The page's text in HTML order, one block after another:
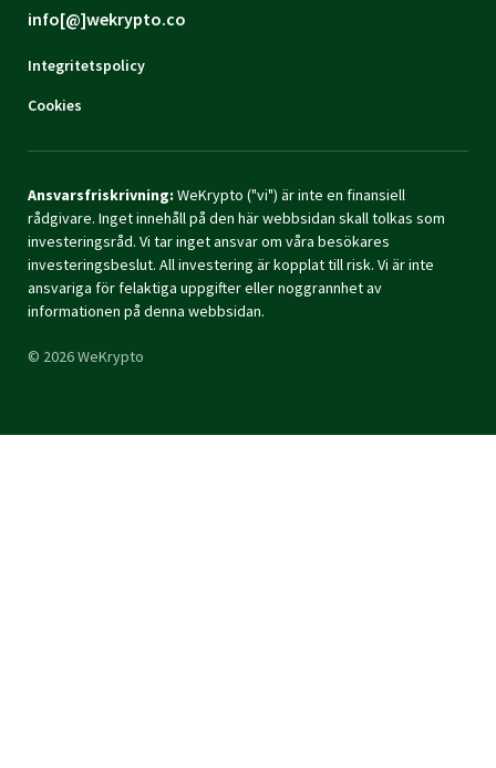
info[@]wekrypto.co
Integritetspolicy
Cookies
© 2026 WeKrypto
Ansvarsfriskrivning: WeKrypto ("vi") är inte en finansiell
rådgivare. Inget innehåll på den här webbsidan skall tolkas som
investeringsråd. Vi tar inget ansvar om våra besökares
investeringsbeslut. All investering är kopplat till risk. Vi är inte
ansvariga för felaktiga uppgifter eller noggrannhet av
informationen på denna webbsidan.